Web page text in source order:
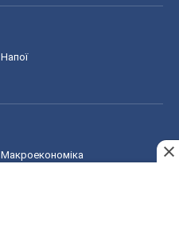
Напої
Макроекономіка